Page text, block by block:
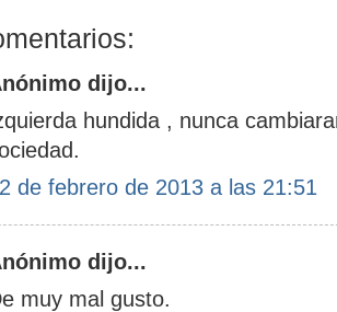
dijo...
hundida , nunca
de febrero de 2013 a las 21:51
dijo...
muy mal gusto.